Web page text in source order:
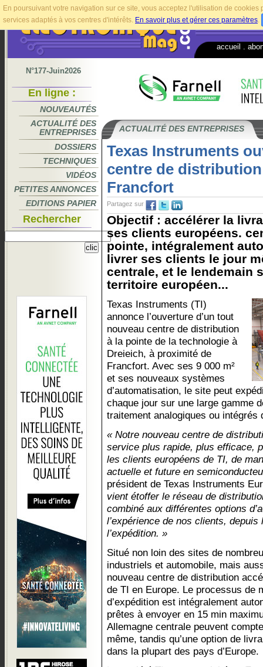
En poursuivant votre navigation sur ce site, vous acceptez l'utilisation de
services adaptés à vos centres d'intérêts. En savoir plus et gérer ces paramètres.
accueil
N°177-Juin2026
En ligne :
NOUVEAUTÉS
ACTUALITÉ DES
ENTREPRISES
DOSSIERS
TECHNIQUES
VIDÉOS
PETITES ANNONCES
EDITIONS PAPIER
Rechercher
ACTUALITÉ DES ENTREPRISES
Texas Instruments
centre de
Francfort
Partagez sur
Objectif : accélérer la
ses clients européens.
pointe, intégralement
livrer ses clients le jour
centrale, et le lendemain
territoire européen...
Texas Instruments (TI)
annonce l’ouverture d’un tout
nouveau centre de distribution
à la pointe de la technologie à
Dreieich, à proximité de
Francfort. Avec ses 9 000 m²
et ses nouveaux systèmes
d’automatisation, le site peut
chaque jour sur une large gamme
traitement analogiques ou intégrés
« Notre nouveau centre de
service plus rapide, plus efficace,
les clients européens de TI, de
actuelle et future en
président de Texas Instruments
vient étoffer le réseau de
combiné aux différentes options
l’expérience de nos clients,
l’expédition. »
Situé non loin des sites de
industriels et automobile, mais
nouveau centre de distribution
de TI en Europe. Le processus de
d’expédition est intégralement
prêtes à envoyer en 15 min
Allemagne centrale peuvent
même, tandis qu’une option de
dans la plupart des pays d’Europe.